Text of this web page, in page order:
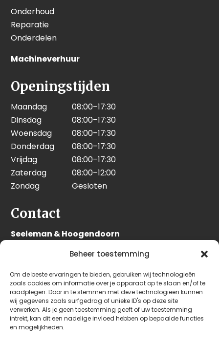
Beheer toestemming
Om de beste ervaringen te bieden, gebruiken wij technologieën
zoals cookies om informatie over je apparaat op te slaan en/of te
raadplegen. Door in te stemmen met deze technologieën kunnen
wij gegevens zoals surfgedrag of unieke ID's op deze site
verwerken. Als je geen toestemming geeft of uw toestemming
intrekt, kan dit een nadelige invloed hebben op bepaalde functies
en mogelijkheden.
Onderhoud
Reparatie
Onderdelen
Machineverhuur
Openingstijden
Maandag
08:00–17:30
Dinsdag
08:00–17:30
Woensdag
08:00–17:30
Donderdag
08:00–17:30
Vrijdag
08:00–17:30
Zaterdag
08:00–12:00
Zondag
Gesloten
Contact
Seeleman & Hoogendoorn
3628 GD Kockengen
Nederland
+31 (0)346 242 114
info@seehoo.nl